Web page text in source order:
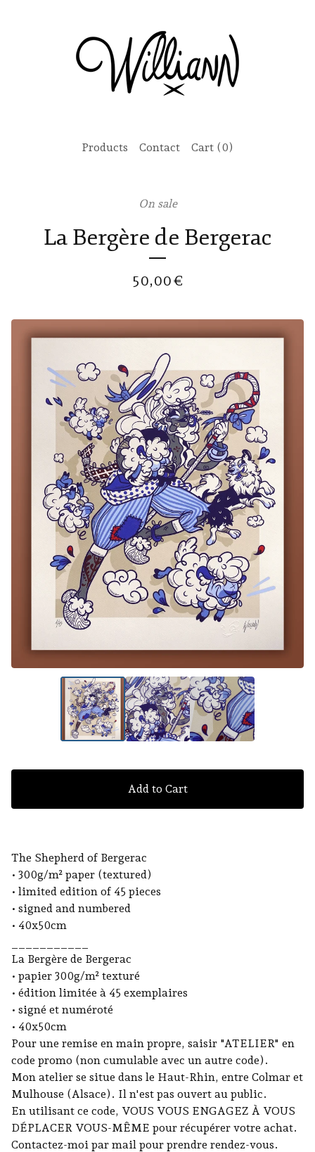
Products Contact Cart (0)
On sale
La Bergère de Bergerac
50,00€
Add to Cart
The Shepherd of Bergerac
• 300g/m² paper (textured)
• limited edition of 45 pieces
• signed and numbered
• 40x50cm
La Bergère de Bergerac
• papier 300g/m² texturé
• édition limitée à 45 exemplaires
• signé et numéroté
• 40x50cm
Pour une remise en main propre, saisir "ATELIER" en
code promo (non cumulable avec un autre code).
Mon atelier se situe dans le Haut-Rhin, entre Colmar et
Mulhouse (Alsace). Il n'est pas ouvert au public.
En utilisant ce code, VOUS VOUS ENGAGEZ À VOUS
DÉPLACER VOUS-MÊME pour récupérer votre achat.
Contactez-moi par mail pour prendre rendez-vous.